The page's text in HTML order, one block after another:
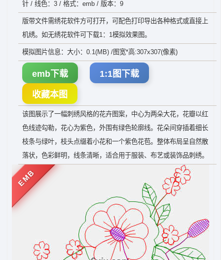
针 / 线色：3 / 格式：emb / 版本：9
版带文件需绣花软件方可打开，可配色打印导出各种格式或直接上
机绣。如无绣花软件可下载1：1模拟效果图。
模拟图片信息：大小：0.1(MB) /图宽*高:307x307(像素)
emb下载 1:1图下载
收藏本图
该图展示了一幅刺绣风格的花卉图案，中心为两朵大花，花瓣以红
色线迹勾勒，花心为紫色，外围有绿色轮廓线。花朵间穿插着细长
枝条与绿叶，枝头点缀着小花和一个紫色花苞。整体布局呈自然散
落状，色彩鲜明，线条清晰，适合用于服装、布艺或装饰品刺绣。
EMB